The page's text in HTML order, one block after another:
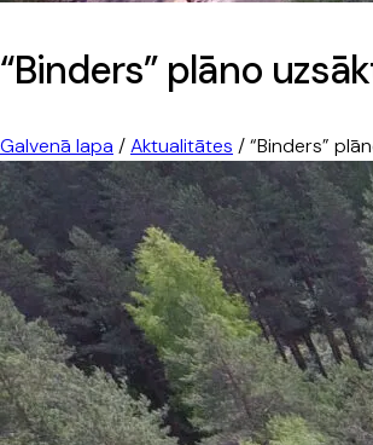
“Binders” plāno
Galvenā lapa /Aktualitātes /“Binders”